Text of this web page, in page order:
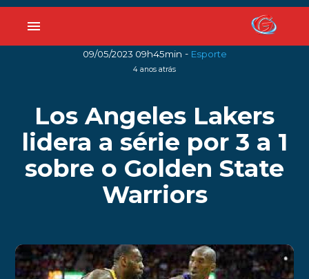
menu
09/05/2023 09h45min - Esporte
4 anos atrás
Los Angeles Lakers
lidera a série por 3 a 1
sobre o Golden State
Warriors